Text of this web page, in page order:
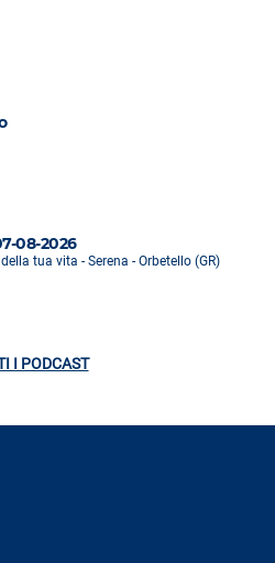
08-2026
tua vita - Serena - Orbetello (GR)
I PODCAST